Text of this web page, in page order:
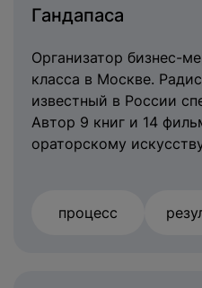
Гандапаса
Организатор бизнес-
класса в Москве.
известный в России
Автор 9 книг и 14
ораторскому
процесс